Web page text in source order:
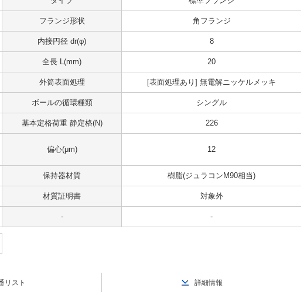
フランジ形状 角フランジ
内接円径 dr(φ) 8
全長 L(mm) 20
外筒表面処理 [表面処理あり] 無電解ニッケルメッキ
ボールの循環種類 シングル
基本定格荷重 静定格(N) 226
偏心(μm) 12
保持器材質 樹脂(ジュラコンM90相当)
材質証明書 対象外
- -
リスト 詳細情報